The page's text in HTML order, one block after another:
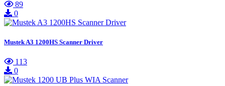
89
0
Mustek A3 1200HS Scanner Driver
113
0